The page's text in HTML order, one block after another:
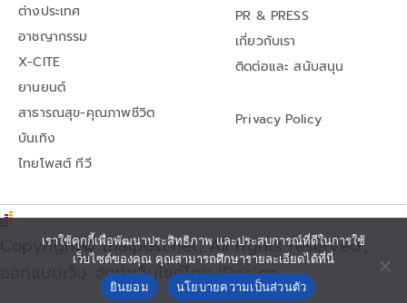
ต่างประเทศ
อาชญากรรม
X-CITE
ยานยนต์
สาธารณสุข-คุณภาพชีวิต
บันเทิง
ไทยโพสต์ ทีวี
PR & PRESS
เกี่ยวกับเรา
ติดต่อและ สนับสนุน
Privacy Policy
Copyright© thaipost.net, All rights reserved.,
ออกแบบเว็บ จัดทำเว็บไซต์โดย iDesign
เราใช้คุกกี้เพื่อพัฒนาประสิทธิภาพ และประสบการณ์ที่ดีในการใช้
เว็บไซต์ของคุณ คุณสามารถศึกษารายละเอียดได้ที่นี่
ยินยอม
นโยบายความเป็นส่วนตัว